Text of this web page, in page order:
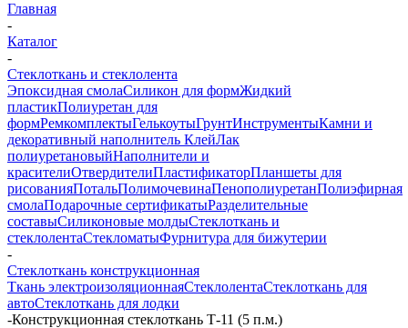
Главная
-
Каталог
-
Стеклоткань и стеклолента
Эпоксидная смолаСиликон для формЖидкий
пластикПолиуретан для
формРемкомплектыГелькоутыГрунтИнструментыКамни и
декоративный наполнитель КлейЛак
полиуретановыйНаполнители и
красителиОтвердителиПластификаторПланшеты для
рисованияПотальПолимочевинаПенополиуретанПолиэфирная
смолаПодарочные сертификатыРазделительные
составыСиликоновые молдыСтеклоткань и
стеклолентаСтекломатыФурнитура для бижутерии
-
Стеклоткань конструкционная
Ткань электроизоляционнаяСтеклолентаСтеклоткань для
автоСтеклоткань для лодки
-Конструкционная стеклоткань Т-11 (5 п.м.)